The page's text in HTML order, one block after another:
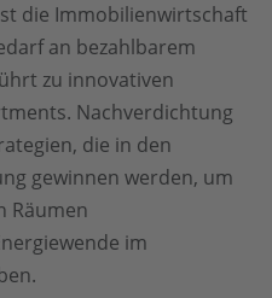
die Immobilienwirtschaft
an bezahlbarem
zu innovativen
Nachverdichtung
die in den
gewinnen werden, um
Räumen
im